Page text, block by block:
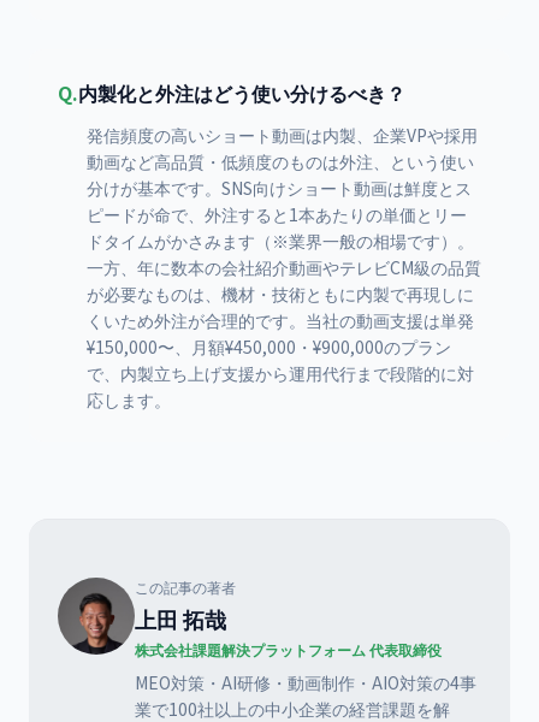
Q.内製化と外注はどう使い分けるべき？
発信頻度の高いショート動画は内製、企業VPや採用
動画など高品質・低頻度のものは外注、という使い
分けが基本です。SNS向けショート動画は鮮度とス
ピードが命で、外注すると1本あたりの単価とリー
ドタイムがかさみます（※業界一般の相場です）。
一方、年に数本の会社紹介動画やテレビCM級の品質
が必要なものは、機材・技術ともに内製で再現しに
くいため外注が合理的です。当社の動画支援は単発
¥150,000〜、月額¥450,000・¥900,000のプラン
で、内製立ち上げ支援から運用代行まで段階的に対
応します。
この記事の著者
上田 拓哉
株式会社課題解決プラットフォーム 代表取締役
MEO対策・AI研修・動画制作・AIO対策の4事
業で100社以上の中小企業の経営課題を解